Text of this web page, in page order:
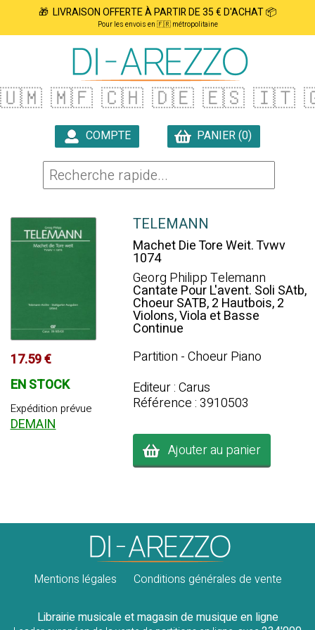
🎁 LIVRAISON OFFERTE À PARTIR DE 35 € D'ACHAT 📦
Pour les envois en 🇫🇷 métropolitaine
🇺🇲 🇲🇫 🇨🇭 🇩🇪 🇪🇸 🇮🇹
COMPTE
PANIER (0)
17.59 €
EN STOCK
Expédition prévue
DEMAIN
TELEMANN
Machet Die Tore Weit. Tvwv
1074
Georg Philipp Telemann
Cantate Pour L'avent. Soli SAtb,
Choeur SATB, 2 Hautbois, 2
Violons, Viola et Basse
Continue
Partition - Choeur Piano
Editeur : Carus
Référence : 3910503
Ajouter au panier
Mentions légales Conditions générales de vente
Librairie musicale et magasin de musique en ligne